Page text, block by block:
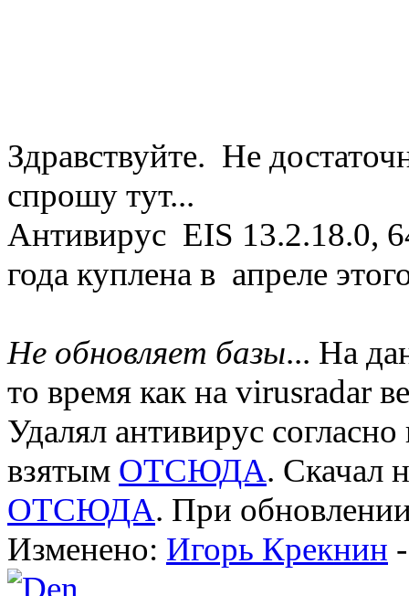
Здравствуйте. Не
спрошу тут...
Антивирус EIS 13.2.18.0,
года куплена в апреле
Не обновляет базы... На
то время как на virusradar
Удалял антивирус
взятым ОТСЮДА. Скачал
ОТСЮДА. При
Изменено: Игорь Крекнин